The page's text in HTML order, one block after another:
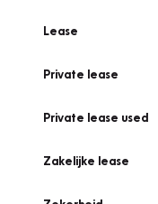
Lease
Private lease
Private lease used
Zakelijke lease